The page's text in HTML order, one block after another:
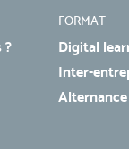
?
FORMAT
Digital
Inter-
Alternance